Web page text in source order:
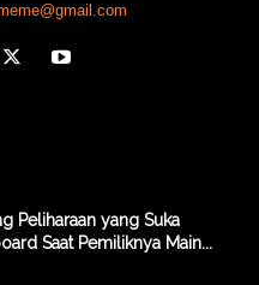
Peliharaan yang Suka
Saat Pemiliknya Main...